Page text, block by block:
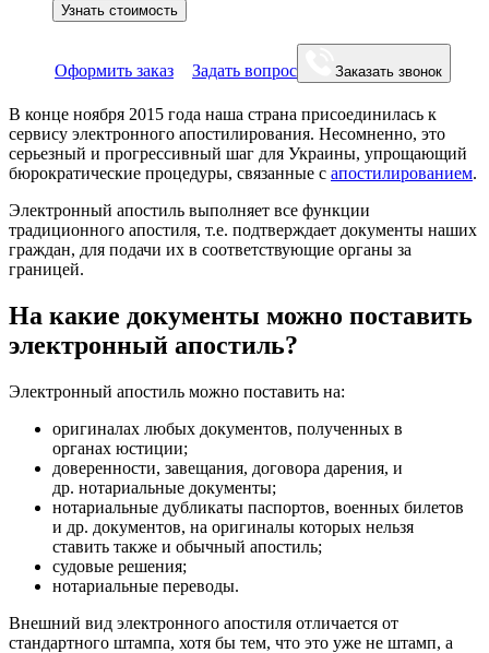
Узнать стоимость
Оформить заказ Задать вопрос Заказать звонок
В конце ноября 2015 года наша страна присоединилась к
сервису электронного апостилирования. Несомненно, это
серьезный и прогрессивный шаг для Украины, упрощающий
бюрократические процедуры, связанные с апостилированием.
Электронный апостиль выполняет все функции
традиционного апостиля, т.е. подтверждает документы наших
граждан, для подачи их в соответствующие органы за
границей.
На какие документы можно поставить
электронный апостиль?
Электронный апостиль можно поставить на:
оригиналах любых документов, полученных в
органах юстиции;
доверенности, завещания, договора дарения, и
др. нотариальные документы;
нотариальные дубликаты паспортов, военных билетов
и др. документов, на оригиналы которых нельзя
ставить также и обычный апостиль;
судовые решения;
нотариальные переводы.
Внешний вид электронного апостиля отличается от
стандартного штампа, хотя бы тем, что это уже не штамп, а